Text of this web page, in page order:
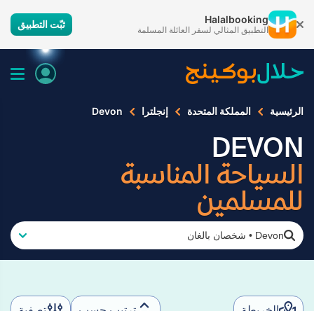
Halalbooking
التطبيق المثالي لسفر العائلة المسلمة ثبّت التطبيق
الرئيسية المملكة المتحدة إنجلترا Devon
DEVON
السياحة المناسبة
للمسلمين
Devon
• شخصان بالغان